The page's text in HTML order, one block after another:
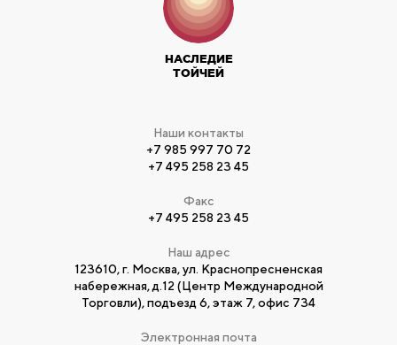
НАСЛЕДИЕ
ТОЙЧЕЙ
Наши контакты
+7 985 997 70 72
+7 495 258 23 45
Факс
+7 495 258 23 45
Наш адрес
123610, г. Москва, ул. Краснопресненская
набережная, д.12 (Центр Международной
Торговли), подъезд 6, этаж 7, офис 734
Электронная почта